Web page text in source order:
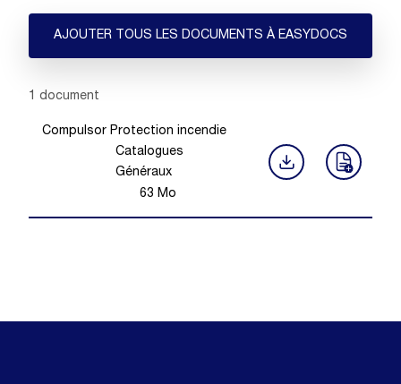
AJOUTER TOUS LES DOCUMENTS À EASYDOCS
Showing 1 -
1 document
Compulsor Protection incendie
Catalogues
Généraux
63 Mo